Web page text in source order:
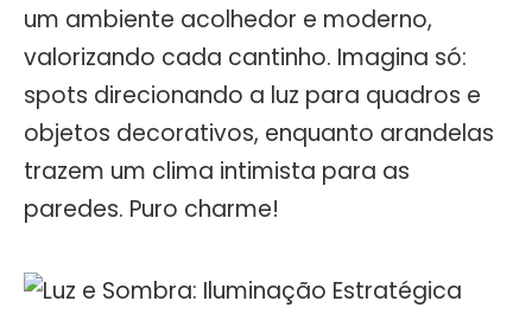
um ambiente acolhedor e moderno,
valorizando cada cantinho. Imagina só:
spots direcionando a luz para quadros e
objetos decorativos, enquanto arandelas
trazem um clima intimista para as
paredes. Puro charme!